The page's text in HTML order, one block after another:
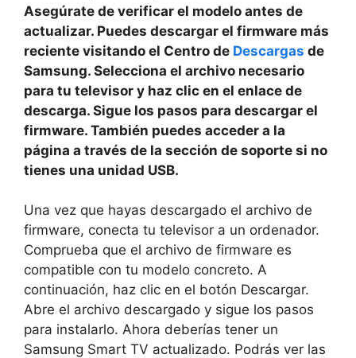
Asegúrate de verificar el modelo antes de
actualizar. Puedes descargar el firmware más
reciente visitando el Centro de Descargas de
Samsung. Selecciona el archivo necesario
para tu televisor y haz clic en el enlace de
descarga. Sigue los pasos para descargar el
firmware. También puedes acceder a la
página a través de la sección de soporte si no
tienes una unidad USB.
Una vez que hayas descargado el archivo de
firmware, conecta tu televisor a un ordenador.
Comprueba que el archivo de firmware es
compatible con tu modelo concreto. A
continuación, haz clic en el botón Descargar.
Abre el archivo descargado y sigue los pasos
para instalarlo. Ahora deberías tener un
Samsung Smart TV actualizado. Podrás ver las